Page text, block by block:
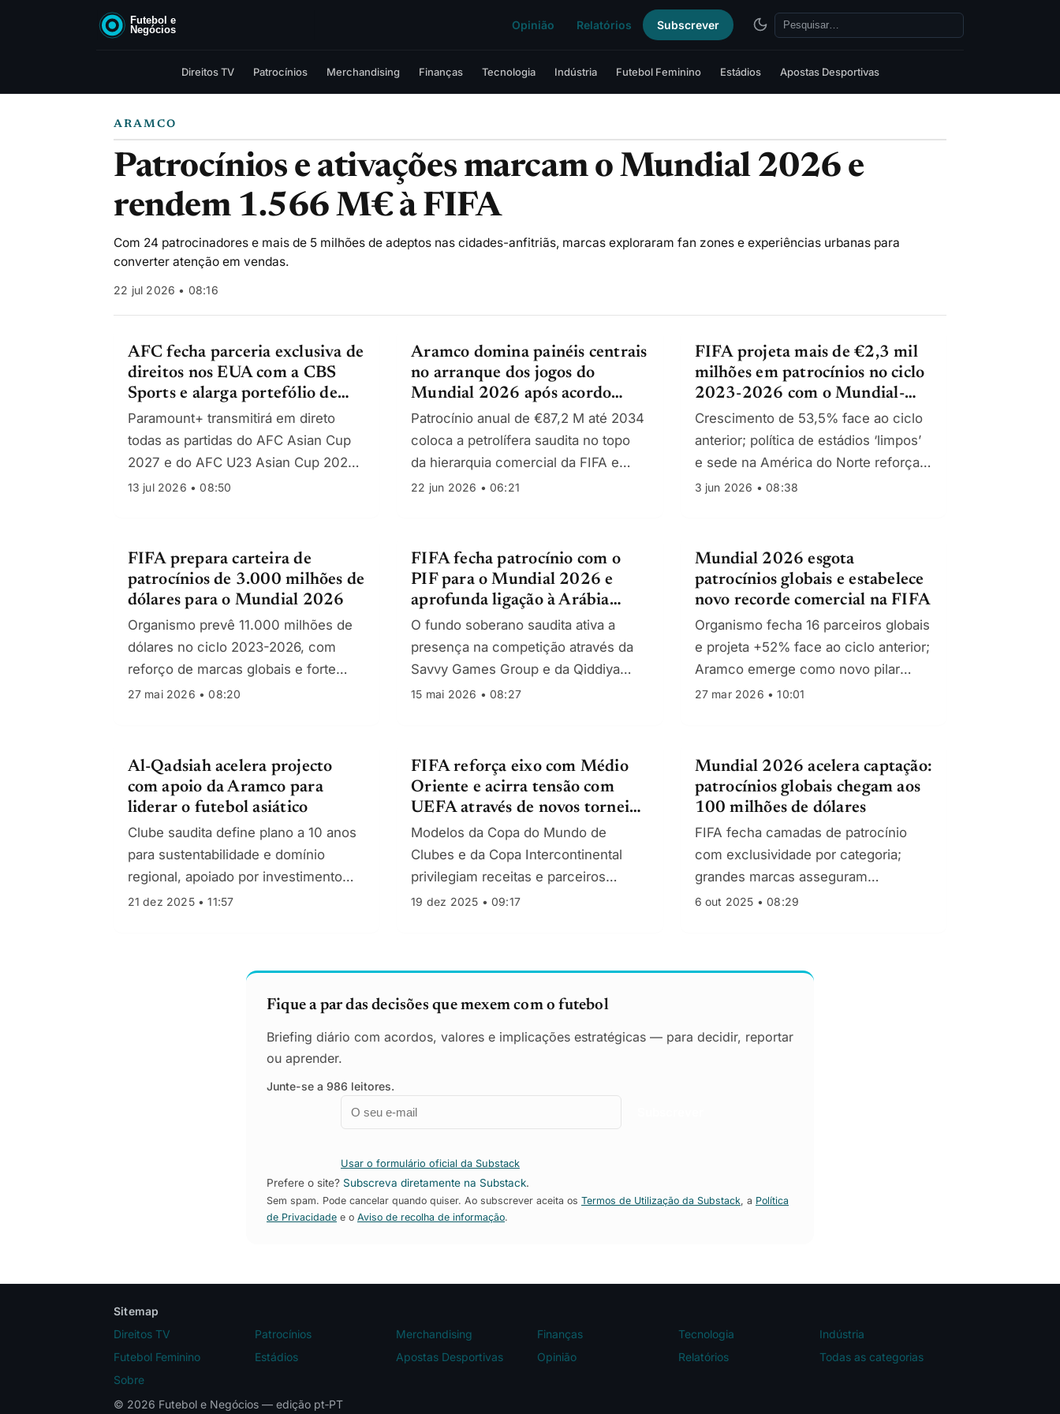
Opinião Relatórios Subscrever
Direitos TV Patrocínios Merchandising Finanças Tecnologia Indústria Futebol Feminino Estádios Apostas Desportivas
ARAMCO
Patrocínios e ativações marcam o Mundial 2026 e
rendem 1.566 M€ à FIFA
Com 24 patrocinadores e mais de 5 milhões de adeptos nas cidades-anfitriãs, marcas exploraram fan zones e experiências urbanas para
converter atenção em vendas.
22 jul 2026 • 08:16
AFC fecha parceria exclusiva de
direitos nos EUA com a CBS
Sports e alarga portefólio de
patrocinadores para 2027
Paramount+ transmitirá em direto
todas as partidas do AFC Asian Cup
2027 e do AFC U23 Asian Cup 2028;
Aramco e ALBAIK entram como
13 jul 2026 • 08:50
Aramco domina painéis centrais
no arranque dos jogos do
Mundial 2026 após acordo
multimilionário com a FIFA
Patrocínio anual de €87,2 M até 2034
coloca a petrolífera saudita no topo
da hierarquia comercial da FIFA e
reforça a dependência dos seus
22 jun 2026 • 06:21
FIFA projeta mais de €2,3 mil
milhões em patrocínios no ciclo
2023-2026 com o Mundial-
2026 como alavanca
Crescimento de 53,5% face ao ciclo
anterior; política de estádios ‘limpos’
e sede na América do Norte reforçam
atratividade para novas marcas
3 jun 2026 • 08:38
FIFA prepara carteira de
patrocínios de 3.000 milhões de
dólares para o Mundial 2026
Organismo prevê 11.000 milhões de
dólares no ciclo 2023-2026, com
reforço de marcas globais e forte
procura publicitária na América do
27 mai 2026 • 08:20
FIFA fecha patrocínio com o
PIF para o Mundial 2026 e
aprofunda ligação à Arábia
Saudita
O fundo soberano saudita ativa a
presença na competição através da
Savvy Games Group e da Qiddiya
City; Aramco mantém-se como
15 mai 2026 • 08:27
Mundial 2026 esgota
patrocínios globais e estabelece
novo recorde comercial na FIFA
Organismo fecha 16 parceiros globais
e projeta +52% face ao ciclo anterior;
Aramco emerge como novo pilar
financeiro rumo a 2030-2034
27 mar 2026 • 10:01
Al-Qadsiah acelera projecto
com apoio da Aramco para
liderar o futebol asiático
Clube saudita define plano a 10 anos
para sustentabilidade e domínio
regional, apoiado por investimento
em estádio, academia e modelo de
21 dez 2025 • 11:57
FIFA reforça eixo com Médio
Oriente e acirra tensão com
UEFA através de novos torneios
de clubes
Modelos da Copa do Mundo de
Clubes e da Copa Intercontinental
privilegiam receitas e parceiros
árabes, pressionando o calendário
19 dez 2025 • 09:17
Mundial 2026 acelera captação:
patrocínios globais chegam aos
100 milhões de dólares
FIFA fecha camadas de patrocínio
com exclusividade por categoria;
grandes marcas asseguram
visibilidade em estádios,
6 out 2025 • 08:29
Fique a par das decisões que mexem com o futebol
Briefing diário com acordos, valores e implicações estratégicas — para decidir, reportar
ou aprender.
Junte-se a 986 leitores.
Email
Empresa
Usar o formulário oficial da Substack
Prefere o site? Subscreva diretamente na Substack.
Sem spam. Pode cancelar quando quiser. Ao subscrever aceita os Termos de Utilização da Substack, a Política
de Privacidade e o Aviso de recolha de informação.
Sitemap
Direitos TV
Patrocínios Merchandising Finanças Tecnologia
Indústria
Futebol Feminino
Estádios Apostas Desportivas Opinião Relatórios
Todas as categorias
Sobre
© 2026 Futebol e Negócios — edição pt‑PT